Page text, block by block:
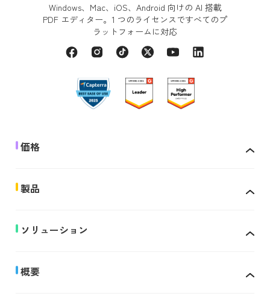
Windows、Mac、iOS、Android 向けの AI 搭載
PDF エディター。1 つのライセンスですべてのプ
ラットフォームに対応
価格
製品
ソリューション
概要